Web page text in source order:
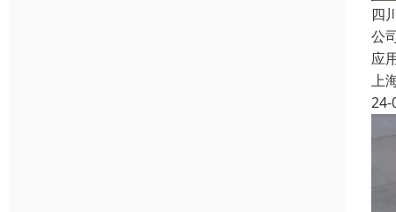
四
公
应
上
24-